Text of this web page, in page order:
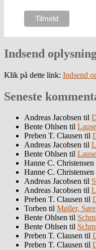
Indsend
Klik på dette link: Indsend
Seneste
Andreas Jacobsen til
Bente Ohlsen til
Preben T. Clausen til
Andreas Jacobsen til
Bente Ohlsen til
Hanne C. Christensen
Hanne C. Christensen
Andreas Jacobsen til
Andreas Jacobsen til
Preben T. Clausen til
Torben til Møller,
Bente Ohlsen til
Bente Ohlsen til
Preben T. Clausen til
Preben T. Clausen til